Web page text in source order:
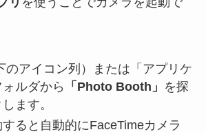
のアイコン列）または「アプリケ
ルダから
「Photo Booth」 を探
ます。
ると自動的にFaceTimeカメラ